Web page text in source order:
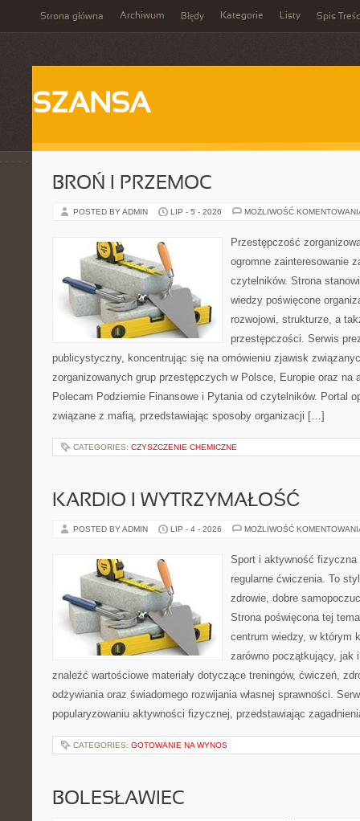
Strona główna Archiwum Błędy Kategorie Listy Spis
SZANSA
BROŃ I PRZEMOC
POSTED BY ADMIN LIP - 5 - 2026 MOŻLIWOŚĆ
Przestępczość
ogromne zainteresowanie
czytelników. Strona
wiedzy poświęcone
rozwojowi, strukturze, a
przestępczości. Serwis
publicystyczny, koncentrując się na omówieniu zjawisk
zorganizowanych grup przestępczych w Polsce, Europie oraz na
Polecam Podziemie Finansowe i Pytania od czytelników. Portal
związane z mafią, przedstawiając sposoby organizacji […]
CATEGORIES: CZYSZCZENIE CHEMICZNE
KARDIO I WYTRZYMAŁOŚĆ
POSTED BY ADMIN LIP - 4 - 2026 MOŻLIWOŚĆ
Sport i aktywność
regularne ćwiczenia. To
zdrowie, dobre
Strona poświęcona tej
centrum wiedzy, w którym
zarówno początkujący, jak
znaleźć wartościowe materiały dotyczące treningów, ćwiczeń,
odżywiania oraz świadomego rozwijania własnej sprawności.
popularyzowaniu aktywności fizycznej, przedstawiając
CATEGORIES: GOTOWANIE NA WYNOS
BOLESŁAWIEC